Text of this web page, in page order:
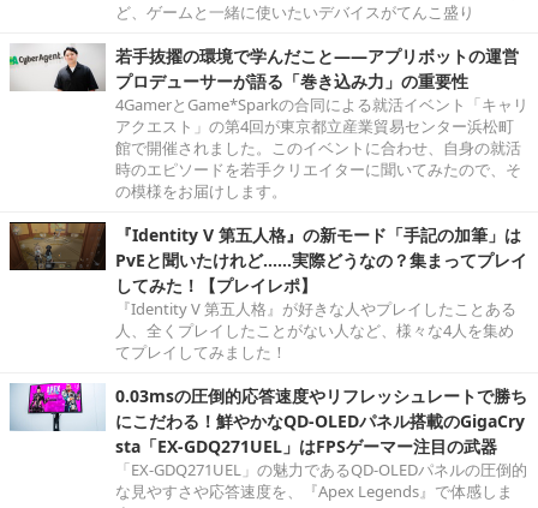
ど、ゲームと一緒に使いたいデバイスがてんこ盛り
若手抜擢の環境で学んだこと――アプリボットの運営
プロデューサーが語る「巻き込み力」の重要性
4GamerとGame*Sparkの合同による就活イベント「キャリ
アクエスト」の第4回が東京都立産業貿易センター浜松町
館で開催されました。このイベントに合わせ、自身の就活
時のエピソードを若手クリエイターに聞いてみたので、そ
の模様をお届けします。
『Identity V 第五人格』の新モード「手記の加筆」は
PvEと聞いたけれど……実際どうなの？集まってプレイ
してみた！【プレイレポ】
『Identity V 第五人格』が好きな人やプレイしたことある
人、全くプレイしたことがない人など、様々な4人を集め
てプレイしてみました！
0.03msの圧倒的応答速度やリフレッシュレートで勝ち
にこだわる！鮮やかなQD-OLEDパネル搭載のGigaCry
sta「EX-GDQ271UEL」はFPSゲーマー注目の武器
「EX-GDQ271UEL」の魅力であるQD-OLEDパネルの圧倒的
な見やすさや応答速度を、『Apex Legends』で体感しま